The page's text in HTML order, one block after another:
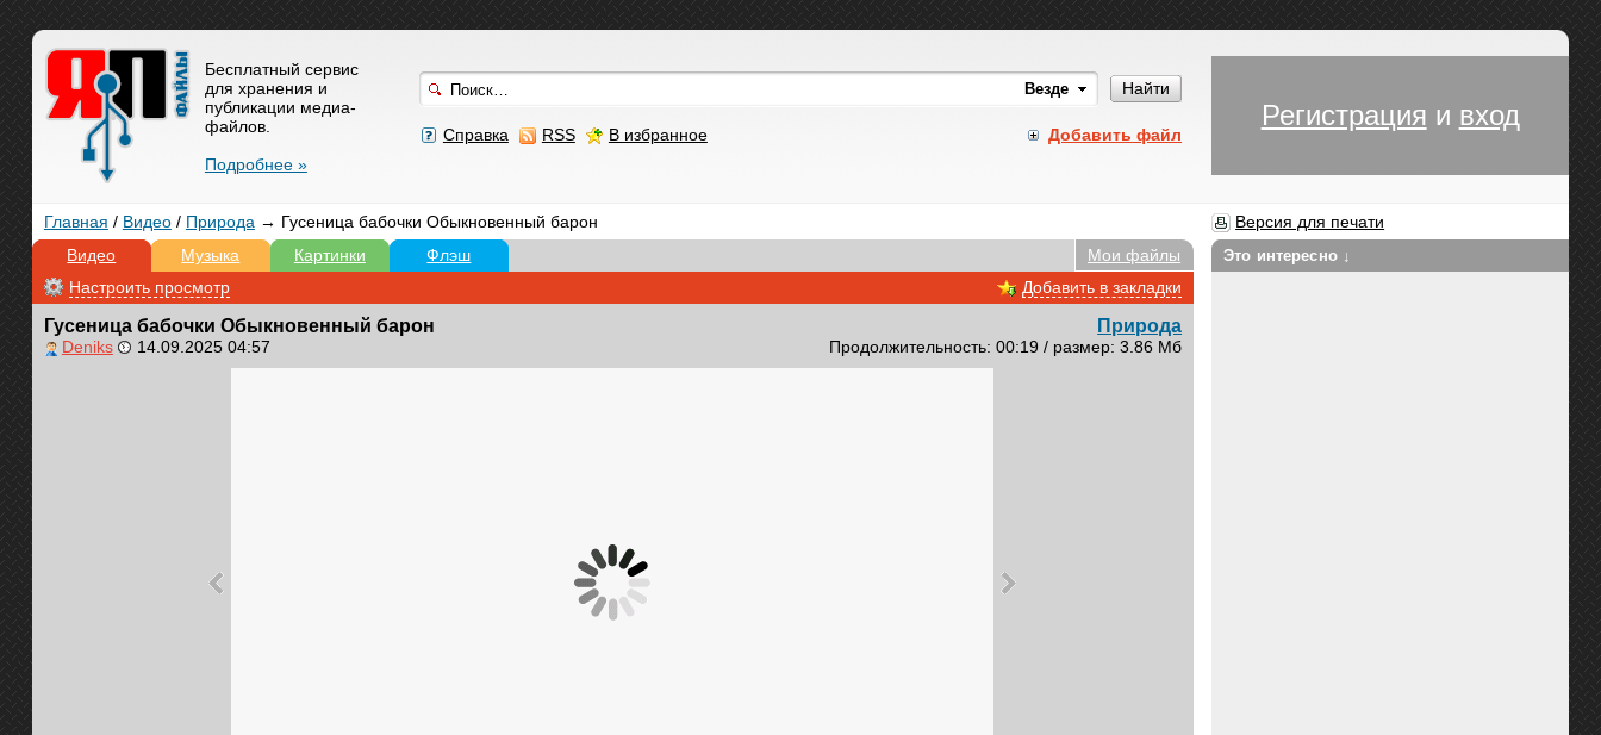
Найти
Добавить файл
Справка RSS В избранное
Бесплатный сервис
для хранения и
публикации медиа-
файлов.
Подробнее »
Регистрация и вход
Главная / Видео/ Природа → Гусеница бабочки Обыкновенный барон
Версия для печати
Видео
Музыка Картинки Флэш
Мои файлы
Настроить просмотр
Добавить в закладки
Гусеница бабочки Обыкновенный барон
Deniks 14.09.2025 04:57
Природа
Продолжительность: 00:19 / размер: 3.86 Мб
Это интересно ↓